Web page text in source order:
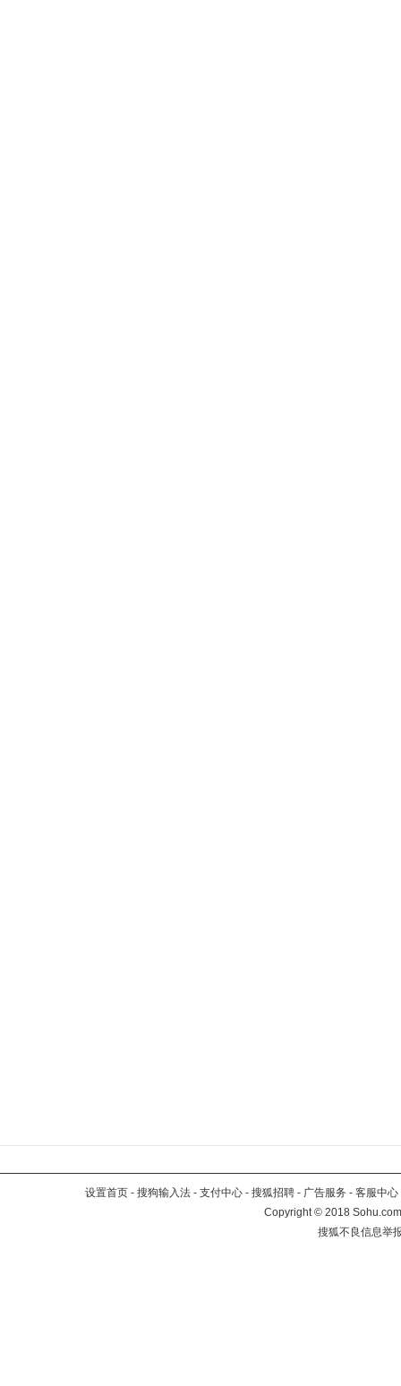
设置首页 - 搜狗输入法 - 支付中心 - 搜狐招聘 - 广告服务 - 客服中心
Copyright©2018
搜狐不良信息举